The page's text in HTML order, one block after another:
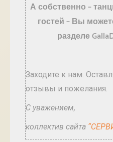
А собственно –
гостей – Вы
разделе
Заходите к нам.
отзывы и пожелания.
С уважением,
коллектив сайта